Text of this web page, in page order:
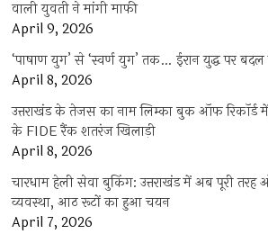
वाली युवती ने मांगी माफी
April 9, 2026
‘पाषाण युग’ से ‘स्वर्ण युग’ तक… ईरान युद्ध पर
April 8, 2026
उत्तराखंड के तेजस का नाम लिम्का बुक ऑफ रिकॉर्ड
के FIDE रैंक शतरंज खिलाड़ी
April 8, 2026
चारधाम हेली सेवा बुकिंग: उत्तराखंड में अब पूरी तरह
व्यवस्था, आठ रूटों का हुआ चयन
April 7, 2026